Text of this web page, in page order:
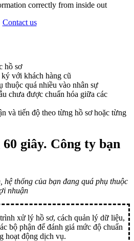
correctly from inside out
Contact us
hồ sơ
với khách hàng cũ
thuộc quá nhiều vào nhân sự
chưa được chuẩn hóa giữa các
và tiến độ theo từng hồ sơ hoặc từng
giây. Công ty bạn
hệ thống của bạn đang quá phụ thuộc
nhuận
xử lý hồ sơ, cách quản lý dữ liệu,
bộ phận để đánh giá mức độ chuẩn
hoạt động dịch vụ.